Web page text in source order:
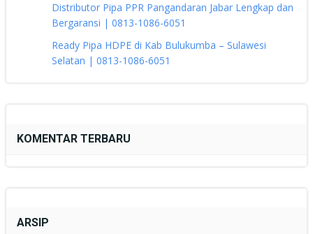
Distributor Pipa PPR Pangandaran Jabar Lengkap dan
Bergaransi | 0813-1086-6051
Ready Pipa HDPE di Kab Bulukumba – Sulawesi
Selatan | 0813-1086-6051
KOMENTAR TERBARU
ARSIP